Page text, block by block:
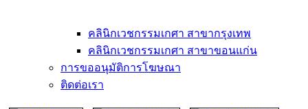
คลินิกเวชกรรมเกศา สาขากรุงเทพ
คลินิกเวชกรรมเกศา สาขาขอนแก่น
การขออนุมัติการโฆษณา
ติดต่อเรา